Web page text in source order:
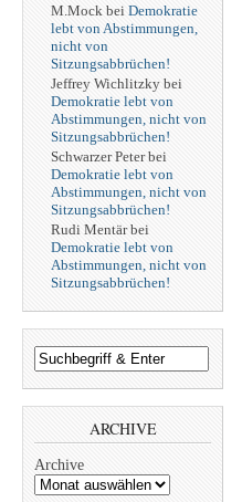
M.Mock bei Demokratie
lebt von Abstimmungen,
nicht von
Sitzungsabbrüchen!
Jeffrey Wichlitzky bei
Demokratie lebt von
Abstimmungen, nicht von
Sitzungsabbrüchen!
Schwarzer Peterbei
Demokratie lebt von
Abstimmungen, nicht von
Sitzungsabbrüchen!
Rudi Mentärbei
Demokratie lebt von
Abstimmungen, nicht von
Sitzungsabbrüchen!
ARCHIVE
Archive